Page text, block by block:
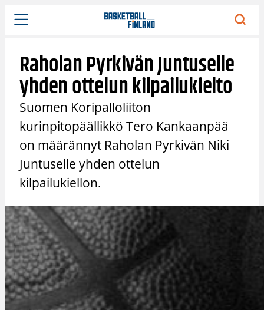
Siirry
sisältöön
Raholan Pyrkivän Juntuselle
yhden ottelun kilpailukielto
Suomen Koripalloliiton
kurinpitopäällikkö Tero Kankaanpää
on määrännyt Raholan Pyrkivän Niki
Juntuselle yhden ottelun
kilpailukiellon.